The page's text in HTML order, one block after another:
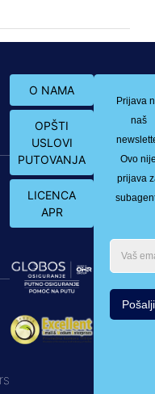
O NAMA
OPŠTI
USLOVI
PUTOVANJA
LICENCA
APR
Prijava
naš
Ovo
prijava
Pošalji